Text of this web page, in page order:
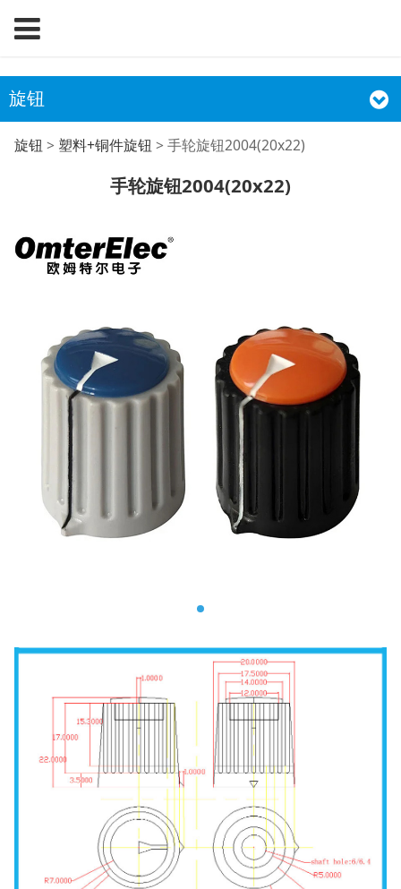
旋钮
手轮旋钮2004(20x22)
旋钮 > 塑料+铜件旋钮 > 手轮旋钮2004(20x22)
手轮旋钮2004(20x22)